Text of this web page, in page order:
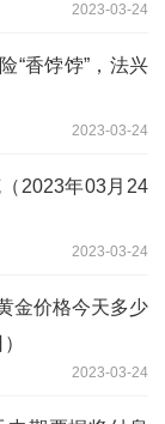
2023-03-24
“香饽饽”，法兴
2023-03-24
2023年03月24
2023-03-24
金价格今天多少
2023-03-24